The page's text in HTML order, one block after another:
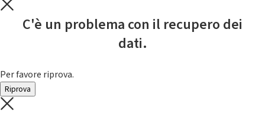
C'è un problema con il recupero dei
dati.
Per favore riprova.
Riprova